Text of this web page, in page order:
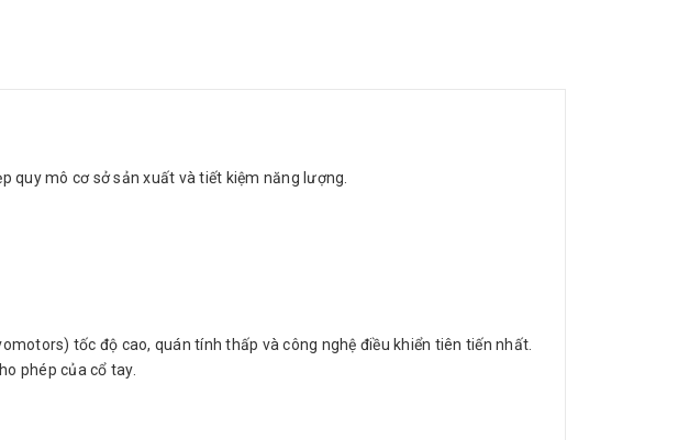
quy mô cơ sở sản xuất và tiết kiệm năng lượng.
tốc độ cao, quán tính thấp và công nghệ điều khiển tiên tiến nhất.
phép của cổ tay.